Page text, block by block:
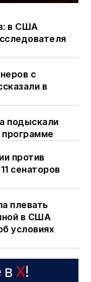
в США
с
в
подыскали
против
сенаторов
плевать
в США
условиях
в X!